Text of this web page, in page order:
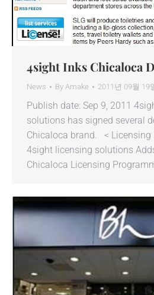
4sight Inks Chicaloca
News By Amake 2011년 09월 19
Publish date: Sep 9, 2011
solutions has signed several
Chicaloca brand. < Licensing
4sight licensing solutions
Chicaloca Licensing